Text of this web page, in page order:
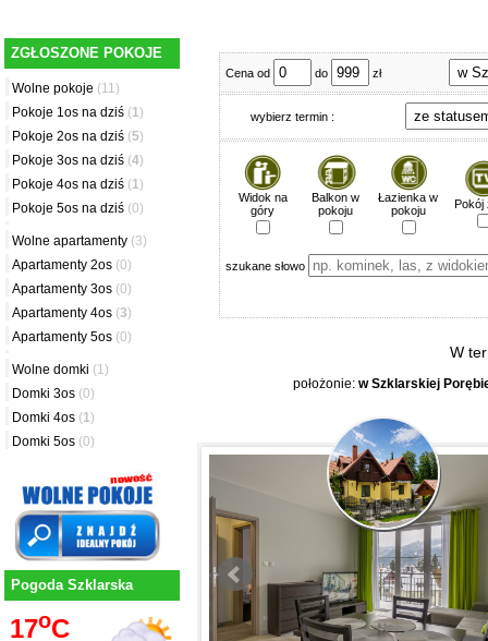
ZGŁOSZONE POKOJE
Wolne pokoje (11)
Pokoje 1os na dziś (1)
Pokoje 2os na dziś (5)
Pokoje 3os na dziś (4)
Pokoje 4os na dziś (1)
Pokoje 5os na dziś (0)
Wolne apartamenty (3)
Apartamenty 2os (0)
Apartamenty 3os (0)
Apartamenty 4os (3)
Apartamenty 5os (0)
Wolne domki (1)
Domki 3os (0)
Domki 4os (1)
Domki 5os (0)
Pogoda Szklarska
17oC
Cena od do zł
wybierz termin :
Widok na
góry
Balkon w
pokoju
Łazienka w
pokoju
Pokój
szukane słowo
W
położonie: w Szklarskiej